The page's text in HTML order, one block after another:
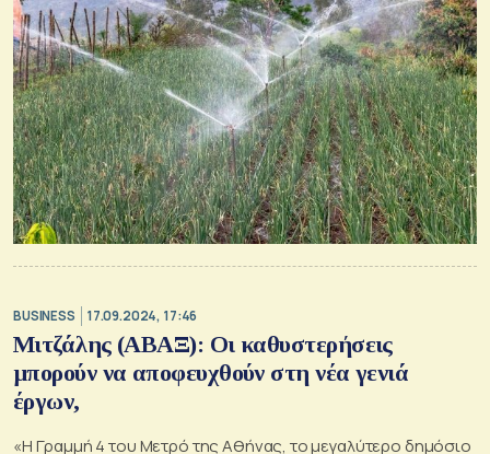
BUSINESS 17.09.2024, 17:46
Μιτζάλης (ΑΒΑΞ): Οι καθυστερήσεις
μπορούν να αποφευχθούν στη νέα γενιά
έργων,
«Η Γραμμή 4 του Μετρό της Αθήνας, το μεγαλύτερο δημόσιο